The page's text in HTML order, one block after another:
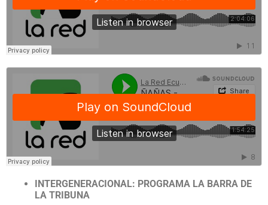
INTERGENERACIONAL: PROGRAMA LA BARRA DE
LA TRIBUNA